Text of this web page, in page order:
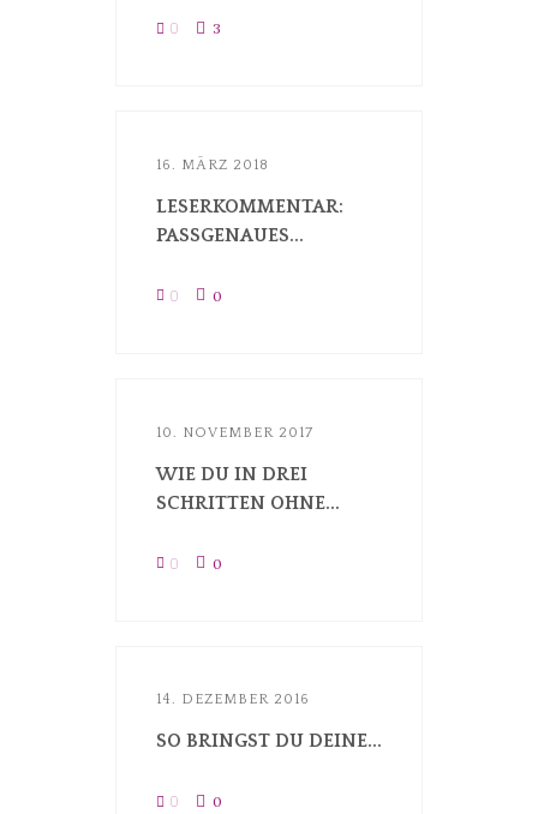
0 3
16. MÄRZ 2018
LESERKOMMENTAR:
PASSGENAUES...
0 0
10. NOVEMBER 2017
WIE DU IN DREI
SCHRITTEN OHNE...
0 0
14. DEZEMBER 2016
SO BRINGST DU DEINE...
0 0